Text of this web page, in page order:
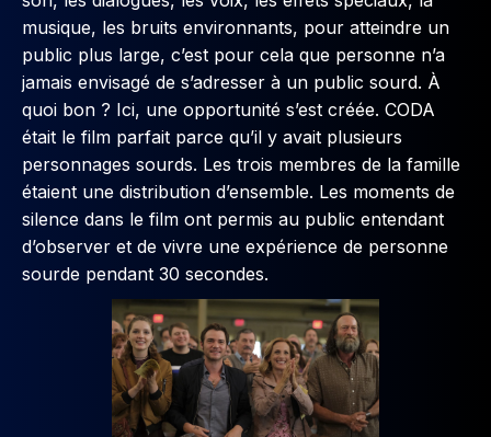
musique, les bruits environnants, pour atteindre un
public plus large, c’est pour cela que personne n’a
jamais envisagé de s’adresser à un public sourd. À
quoi bon ? Ici, une opportunité s’est créée. CODA
était le film parfait parce qu’il y avait plusieurs
personnages sourds. Les trois membres de la famille
étaient une distribution d’ensemble. Les moments de
silence dans le film ont permis au public entendant
d’observer et de vivre une expérience de personne
sourde pendant 30 secondes.